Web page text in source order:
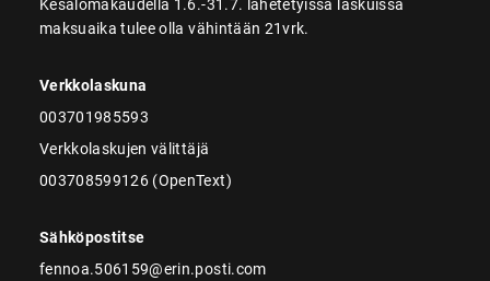
Kesälomakaudella 1.6.-31.7. lähetetyissä laskuissa
maksuaika tulee olla vähintään 21vrk.
Verkkolaskuna
003701985593
Verkkolaskujen välittäjä
003708599126 (OpenText)
Sähköpostitse
fennoa.506159@erin.posti.com